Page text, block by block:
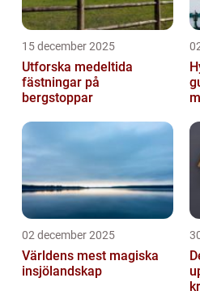
15 december 2025
Utforska medeltida
fästningar på
bergstoppar
02 december 2025
Världens mest magiska
insjölandskap